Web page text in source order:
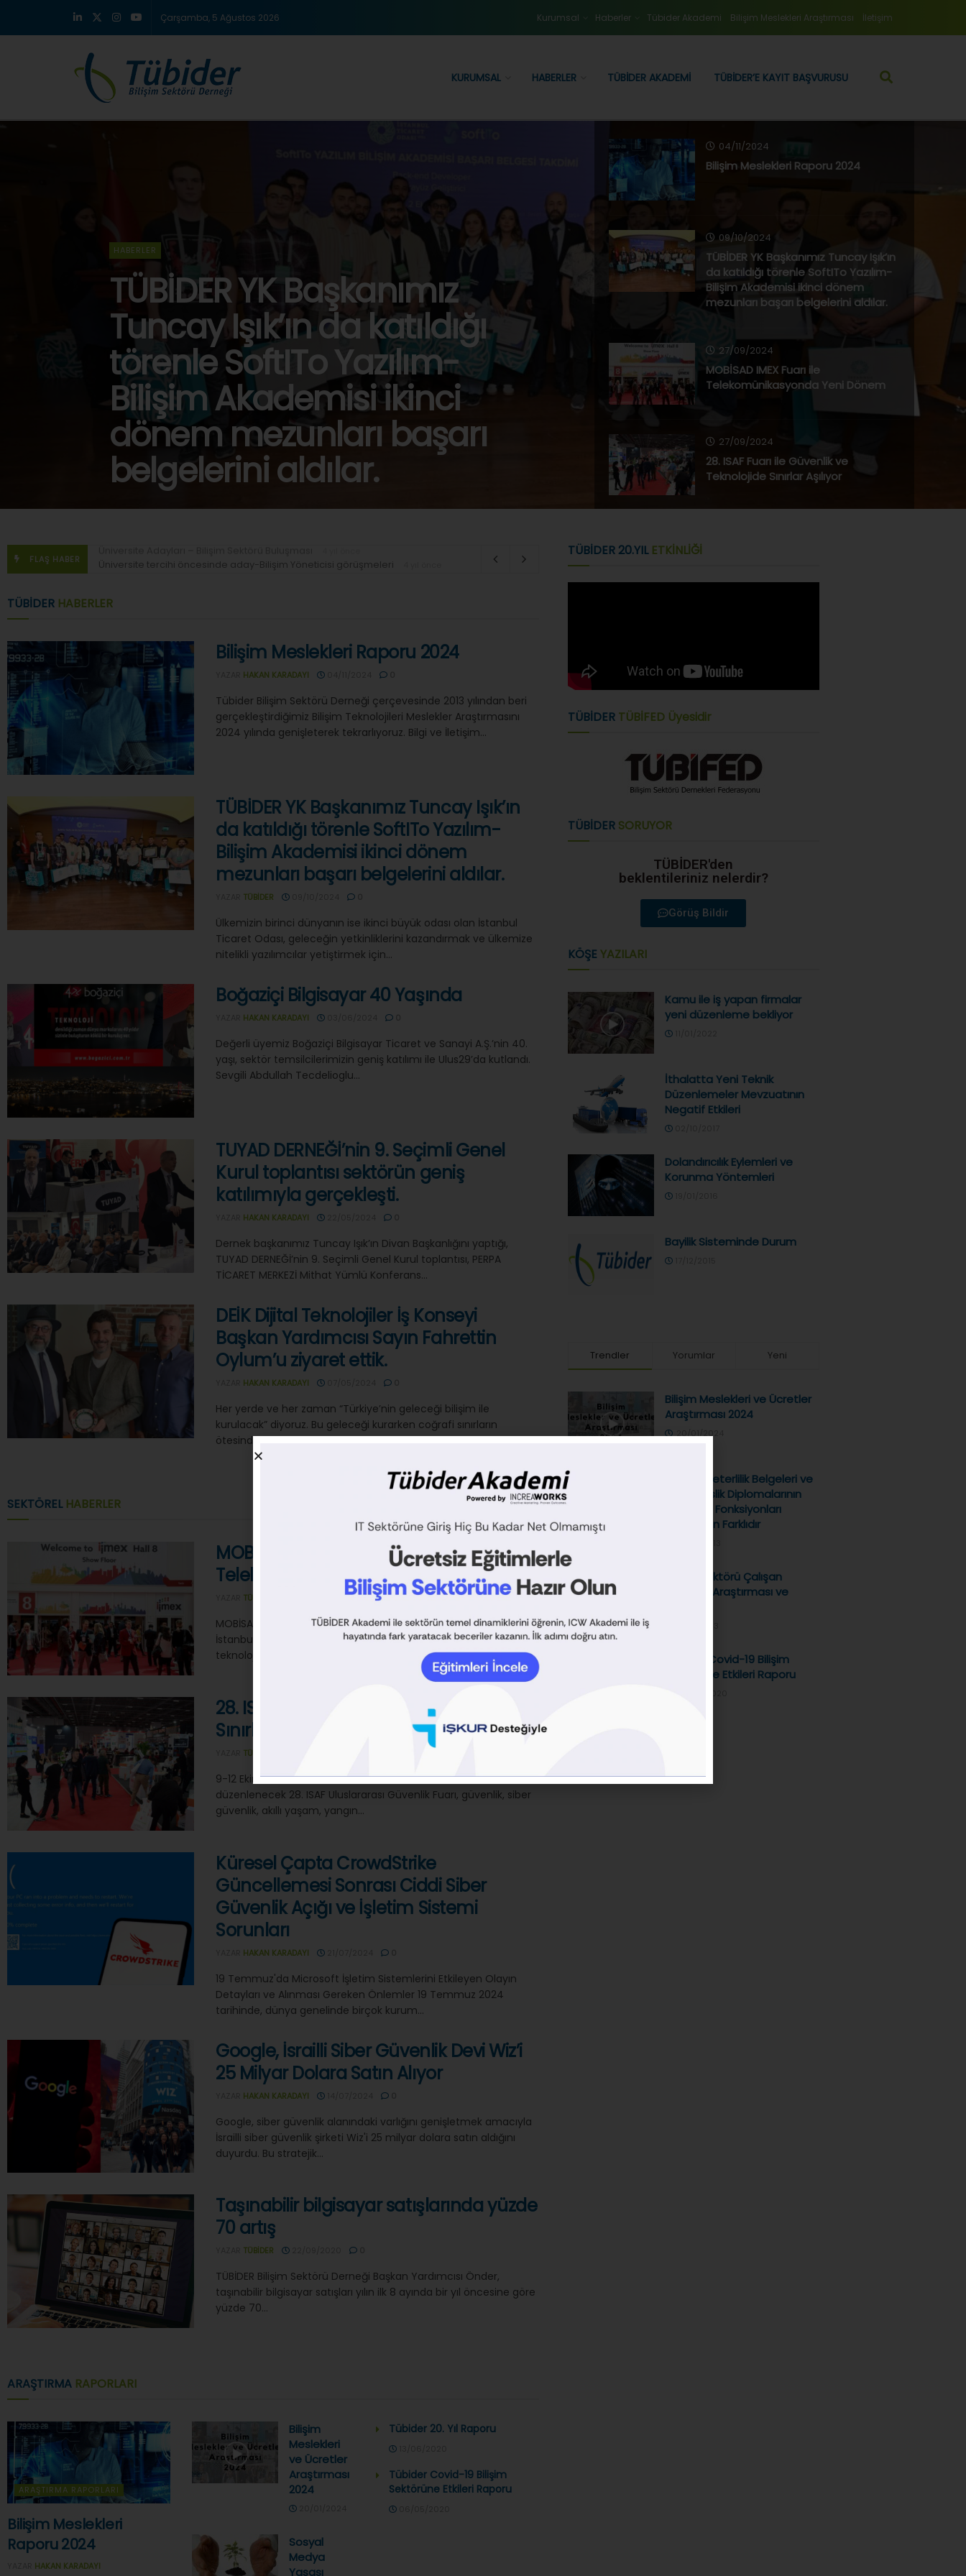
Çarşamba, 5 Ağustos 2026 Kurumsal Haberler Tübider Akademi Bilişim Meslekleri Araştırması İletişim
KURUMSAL HABERLER TÜBIDER AKADEMI TÜBIDER’E KAYIT BAŞVURUSU
HABERLER
TÜBİDER YK Başkanımız
Tuncay Işık’ın da katıldığı
törenle SoftITo Yazılım-
Bilişim Akademisi ikinci
dönem mezunları başarı
belgelerini aldılar.
04/11/2024
Bilişim Meslekleri Raporu 2024
09/10/2024
TÜBİDER YK Başkanımız Tuncay Işık’ın
da katıldığı törenle SoftITo Yazılım-
Bilişim Akademisi ikinci dönem
mezunları başarı belgelerini aldılar.
27/09/2024
MOBİSAD IMEX Fuarı ile
Telekomünikasyonda Yeni Dönem
27/09/2024
28. ISAF Fuarı ile Güvenlik ve
Teknolojide Sınırlar Aşılıyor
Güvenlik Açığı ve İşletim Sistemi
FLAŞ HABER Üniversite tercihi öncesinde aday-Bilişim Yöneticisi görüşmeleri
TÜBİDER HABERLER
Bilişim Meslekleri Raporu 2024
HAKAN KARADAYI
Tübider Bilişim Sektörü Derneği çerçevesinde 2013 yılından beri
gerçekleştirdiğimiz Bilişim Teknolojileri Meslekler Araştırmasını
2024 yılında genişleterek tekrarlıyoruz. Bilgi ve İletişim...
TÜBİDER YK Başkanımız Tuncay Işık’ın
da katıldığı törenle SoftITo Yazılım-
Bilişim Akademisi ikinci dönem
mezunları başarı belgelerini aldılar.
TÜBIDER
Ülkemizin birinci dünyanın ise ikinci büyük odası olan İstanbul
Ticaret Odası, geleceğin yetkinliklerini kazandırmak ve ülkemize
nitelikli yazılımcılar yetiştirmek için...
Boğaziçi Bilgisayar 40 Yaşında
HAKAN KARADAYI
Değerli üyemiz Boğaziçi Bilgisayar Ticaret ve Sanayi A.Ş.’nin 40.
yaşı, sektör temsilcilerimizin geniş katılımı ile Ulus29’da kutlandı.
Sevgili Abdullah Tecdelioglu...
TUYAD DERNEĞİ’nin 9. Seçimli Genel
Kurul toplantısı sektörün geniş
katılımıyla gerçekleşti.
HAKAN KARADAYI
Dernek başkanımız Tuncay Işık’ın Divan Başkanlığını yaptığı,
TUYAD DERNEĞİ’nin 9. Seçimli Genel Kurul toplantısı, PERPA
TİCARET MERKEZİ Mithat Yümlü Konferans...
DEİK Dijital Teknolojiler İş Konseyi
Başkan Yardımcısı Sayın Fahrettin
Oylum’u ziyaret ettik.
HAKAN KARADAYI
Her yerde ve her zaman “Türkiye’nin geleceği bilişim ile
kurulacak” diyoruz. Bu geleceği kurarken coğrafi sınırların
ötesinde de iş yapabilmemizin...
SEKTÖREL HABERLER MOBIL UYGULAMA
MOBİSAD IMEX Fuarı ile
Telekomünikasyonda Yeni Dönem
TÜBIDER 0
MOBİSAD IMEX Teknoloji ve Bilişim Fuarı, 9-12 Ekim 2024’te
İstanbul Fuar Merkezi’nde, mobil ve telekomünikasyon
teknolojilerini bir araya getiriyor. Fuar,...
28. ISAF Fuarı ile Güvenlik ve Teknolojide
Sınırlar Aşılıyor
TÜBIDER
9-12 Ekim 2024 tarihleri arasında İstanbul Fuar Merkezi’nde
düzenlenecek 28. ISAF Uluslararası Güvenlik Fuarı, güvenlik, siber
güvenlik, akıllı yaşam, yangın...
Küresel Çapta CrowdStrike
Güncellemesi Sonrası Ciddi Siber
Güvenlik Açığı ve İşletim Sistemi
Sorunları
HAKAN KARADAYI
19 Temmuz'da Microsoft İşletim Sistemlerini Etkileyen Olayın
Detayları ve Alınması Gereken Önlemler 19 Temmuz 2024
tarihinde, dünya genelinde birçok kurum...
Google, İsrailli Siber Güvenlik Devi Wiz’i
25 Milyar Dolara Satın Alıyor
HAKAN KARADAYI
Google, siber güvenlik alanındaki varlığını genişletmek amacıyla
İsrailli siber güvenlik şirketi Wiz'i 25 milyar dolara satın aldığını
duyurdu. Bu stratejik...
Taşınabilir bilgisayar satışlarında yüzde
70 artış
TÜBIDER
TÜBİDER Bilişim Sektörü Derneği Başkan Yardımcısı Önder,
taşınabilir bilgisayar satışları yılın ilk 8 ayında bir yıl öncesine göre
yüzde 70...
ARAŞTIRMA RAPORLARI
ARAŞTIRMA RAPORLARI
Bilişim Meslekleri
Raporu 2024
HAKAN KARADAYI
Bilişim
Meslekleri
ve Ücretler
Araştırması
2024
20/01/2024
Sosyal
Medya
Yasası
Tübider 20. Yıl Raporu
Tübider Covid-19 Bilişim
Sektörüne Etkileri Raporu
TÜBİDER 20.YILETKİNLİĞİ
TÜBİDER TÜBİFED Üyesidir
TÜBİDER SORUYOR
TÜBİDER'den
beklentileriniz nelerdir?
Görüş Bildir
KÖŞE YAZILARI
Kamu ile iş yapan firmalar
yeni düzenleme bekliyor
11/01/2022
İthalatta Yeni Teknik
Düzenlemeler Mevzuatının
Negatif Etkileri
02/10/2017
Dolandırıcılık Eylemleri ve
Korunma Yöntemleri
19/01/2016
Bayilik Sisteminde Durum
17/12/2015
Trendler Yorumlar Yeni
Bilişim Meslekleri ve Ücretler
Araştırması 2024
20/01/2024
Mesleki Yeterlilik Belgeleri ve
Mühendislik Diplomalarının
Amaç ve Fonksiyonları
Birbirinden Farklıdır
Bilişim Sektörü Çalışan
Ücretleri Araştırması ve
Tübider Covid-19 Bilişim
Sektörüne Etkileri Raporu